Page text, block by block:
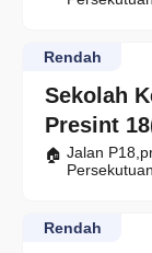
Sekolah
Presint
Rendah
Jalan
Rendah